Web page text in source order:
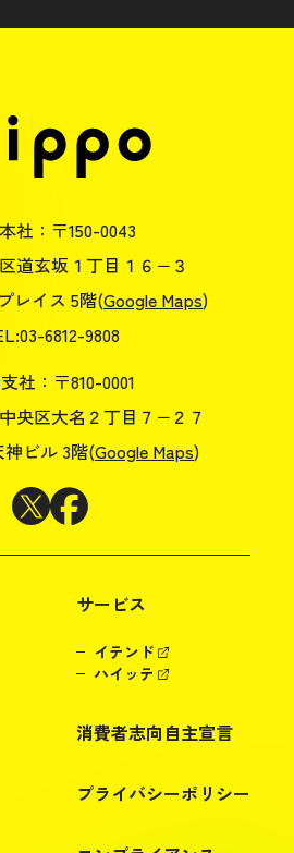
社：〒150-0043
道玄坂１丁目１６−３
レイス 5階(Google Maps)
6812-9808
社：〒810-0001
央区大名２丁目７−２７
ビル 3階(Google Maps)
サービス
イテンド
ハイッテ
消費者志向自主宣言
プライバシーポリシー